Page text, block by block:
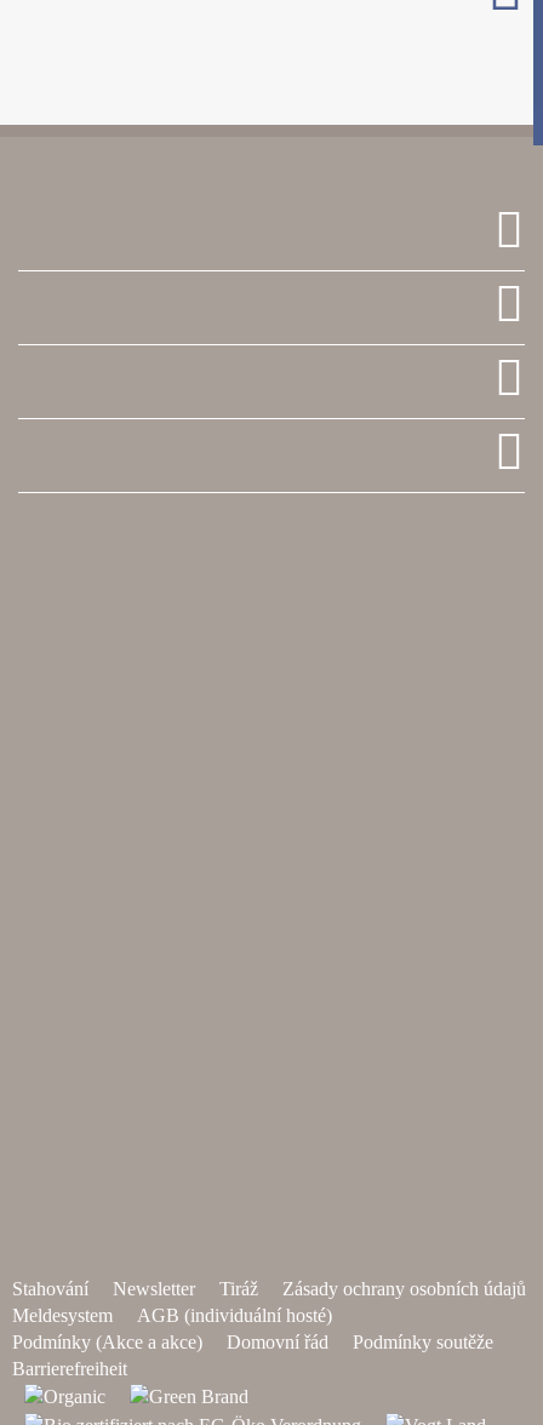
Stahování Newsletter Tiráž
Zásady ochrany osobních údajů
Meldesystem
AGB (individuální hosté)
Podmínky (Akce a akce)
Domovní řád
Podmínky soutěže
Barrierefreiheit